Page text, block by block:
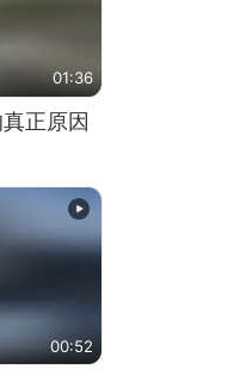
01:36
正原因
00:52